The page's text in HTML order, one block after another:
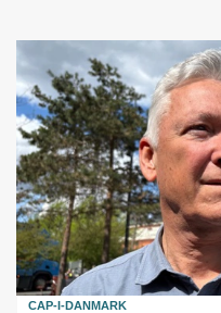
CAP-I-DANMARK